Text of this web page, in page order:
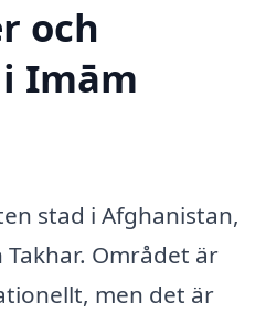
och
Imām
stad i Afghanistan,
Området är
men det är